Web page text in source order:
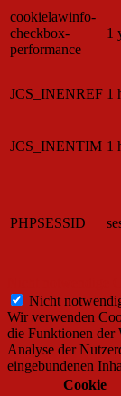
cookielawinfo-
checkbox-
performance
1
JCS_INENREF 1
JCS_INENTIM 1
PHPSESSID
Nicht
Wir verwenden
die Funktionen der
Analyse der
eingebundenen
Cookie